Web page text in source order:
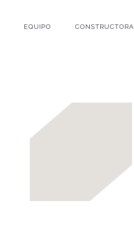
EQUIPO CONSTRUCTORA